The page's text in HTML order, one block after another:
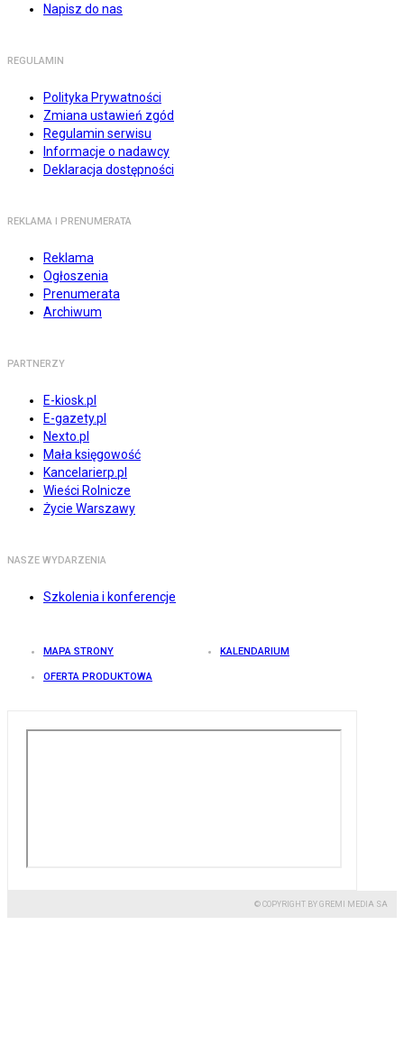
Napisz do nas
REGULAMIN
Polityka Prywatności
Zmiana ustawień zgód
Regulamin serwisu
Informacje o nadawcy
Deklaracja dostępności
REKLAMA I PRENUMERATA
Reklama
Ogłoszenia
Prenumerata
Archiwum
PARTNERZY
E-kiosk.pl
E-gazety.pl
Nexto.pl
Mała księgowość
Kancelarierp.pl
Wieści Rolnicze
Życie Warszawy
NASZE WYDARZENIA
Szkolenia i konferencje
MAPA STRONY KALENDARIUM
OFERTA PRODUKTOWA
© COPYRIGHT BY GREMI MEDIA SA